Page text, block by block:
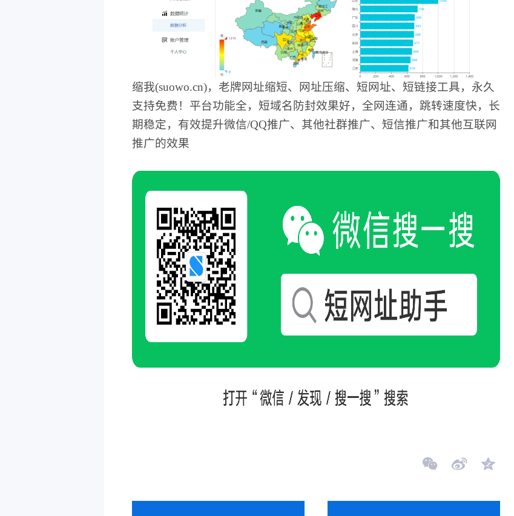
缩我(suowo.cn)，老牌网址缩短、网址压缩、短网址、短链接工具，永久
支持免费！平台功能全，短域名防封效果好，全网连通，跳转速度快，长
期稳定，有效提升微信/QQ推广、其他社群推广、短信推广和其他互联网
推广的效果